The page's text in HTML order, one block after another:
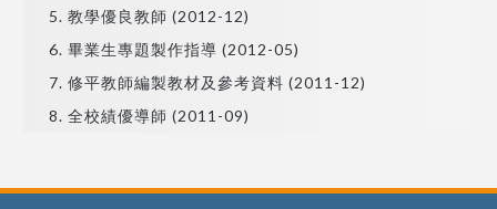
教學優良教師 (2012-12)
畢業生專題製作指導 (2012-05)
修平教師編製教材及參考資料 (2011-12)
全校績優導師 (2011-09)